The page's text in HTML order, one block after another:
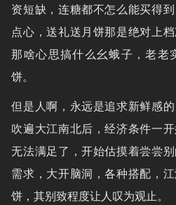
资短缺，连糖都不怎么能买得
点心，送礼送月饼那是绝对上
那啥心思搞什么幺蛾子，老老
饼。
但是人啊，永远是追求新鲜感
吹遍大江南北后，经济条件一
无法满足了，开始估摸着尝尝
需求，大开脑洞，各种搭配，
饼，其别致程度让人叹为观止。